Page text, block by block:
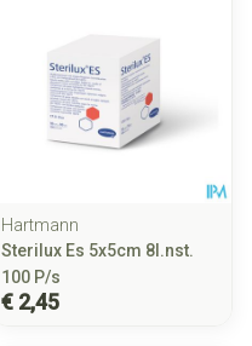
Hartmann
Sterilux Es 5x5cm 8l.nst.
100 P/s
€ 2,45